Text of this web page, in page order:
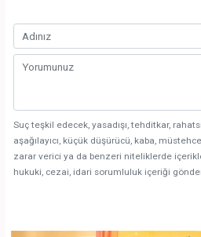
Suç teşkil edecek, yasadışı, tehditkar,
aşağılayıcı, küçük düşürücü, kaba,
zarar verici ya da benzeri niteliklerde
hukuki, cezai, idari sorumluluk içeriği